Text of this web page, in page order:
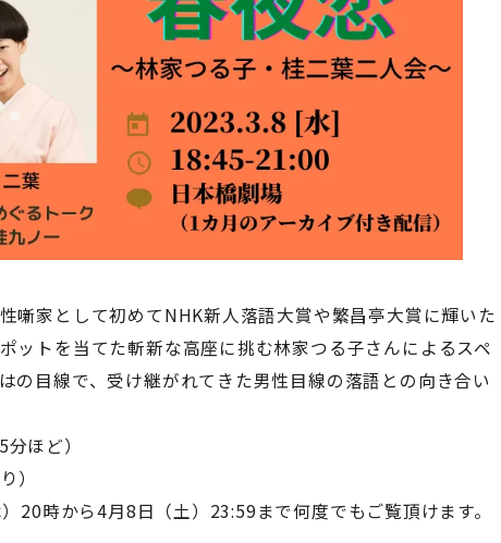
噺家として初めてNHK新人落語大賞や繁昌亭大賞に輝いた
ットを当てた斬新な高座に挑む林家つる子さんによるスペ
の目線で、受け継がれてきた男性目線の落語との向き合い
ほど）
）
20時から4月8日（土）23:59まで何度でもご覧頂けます。